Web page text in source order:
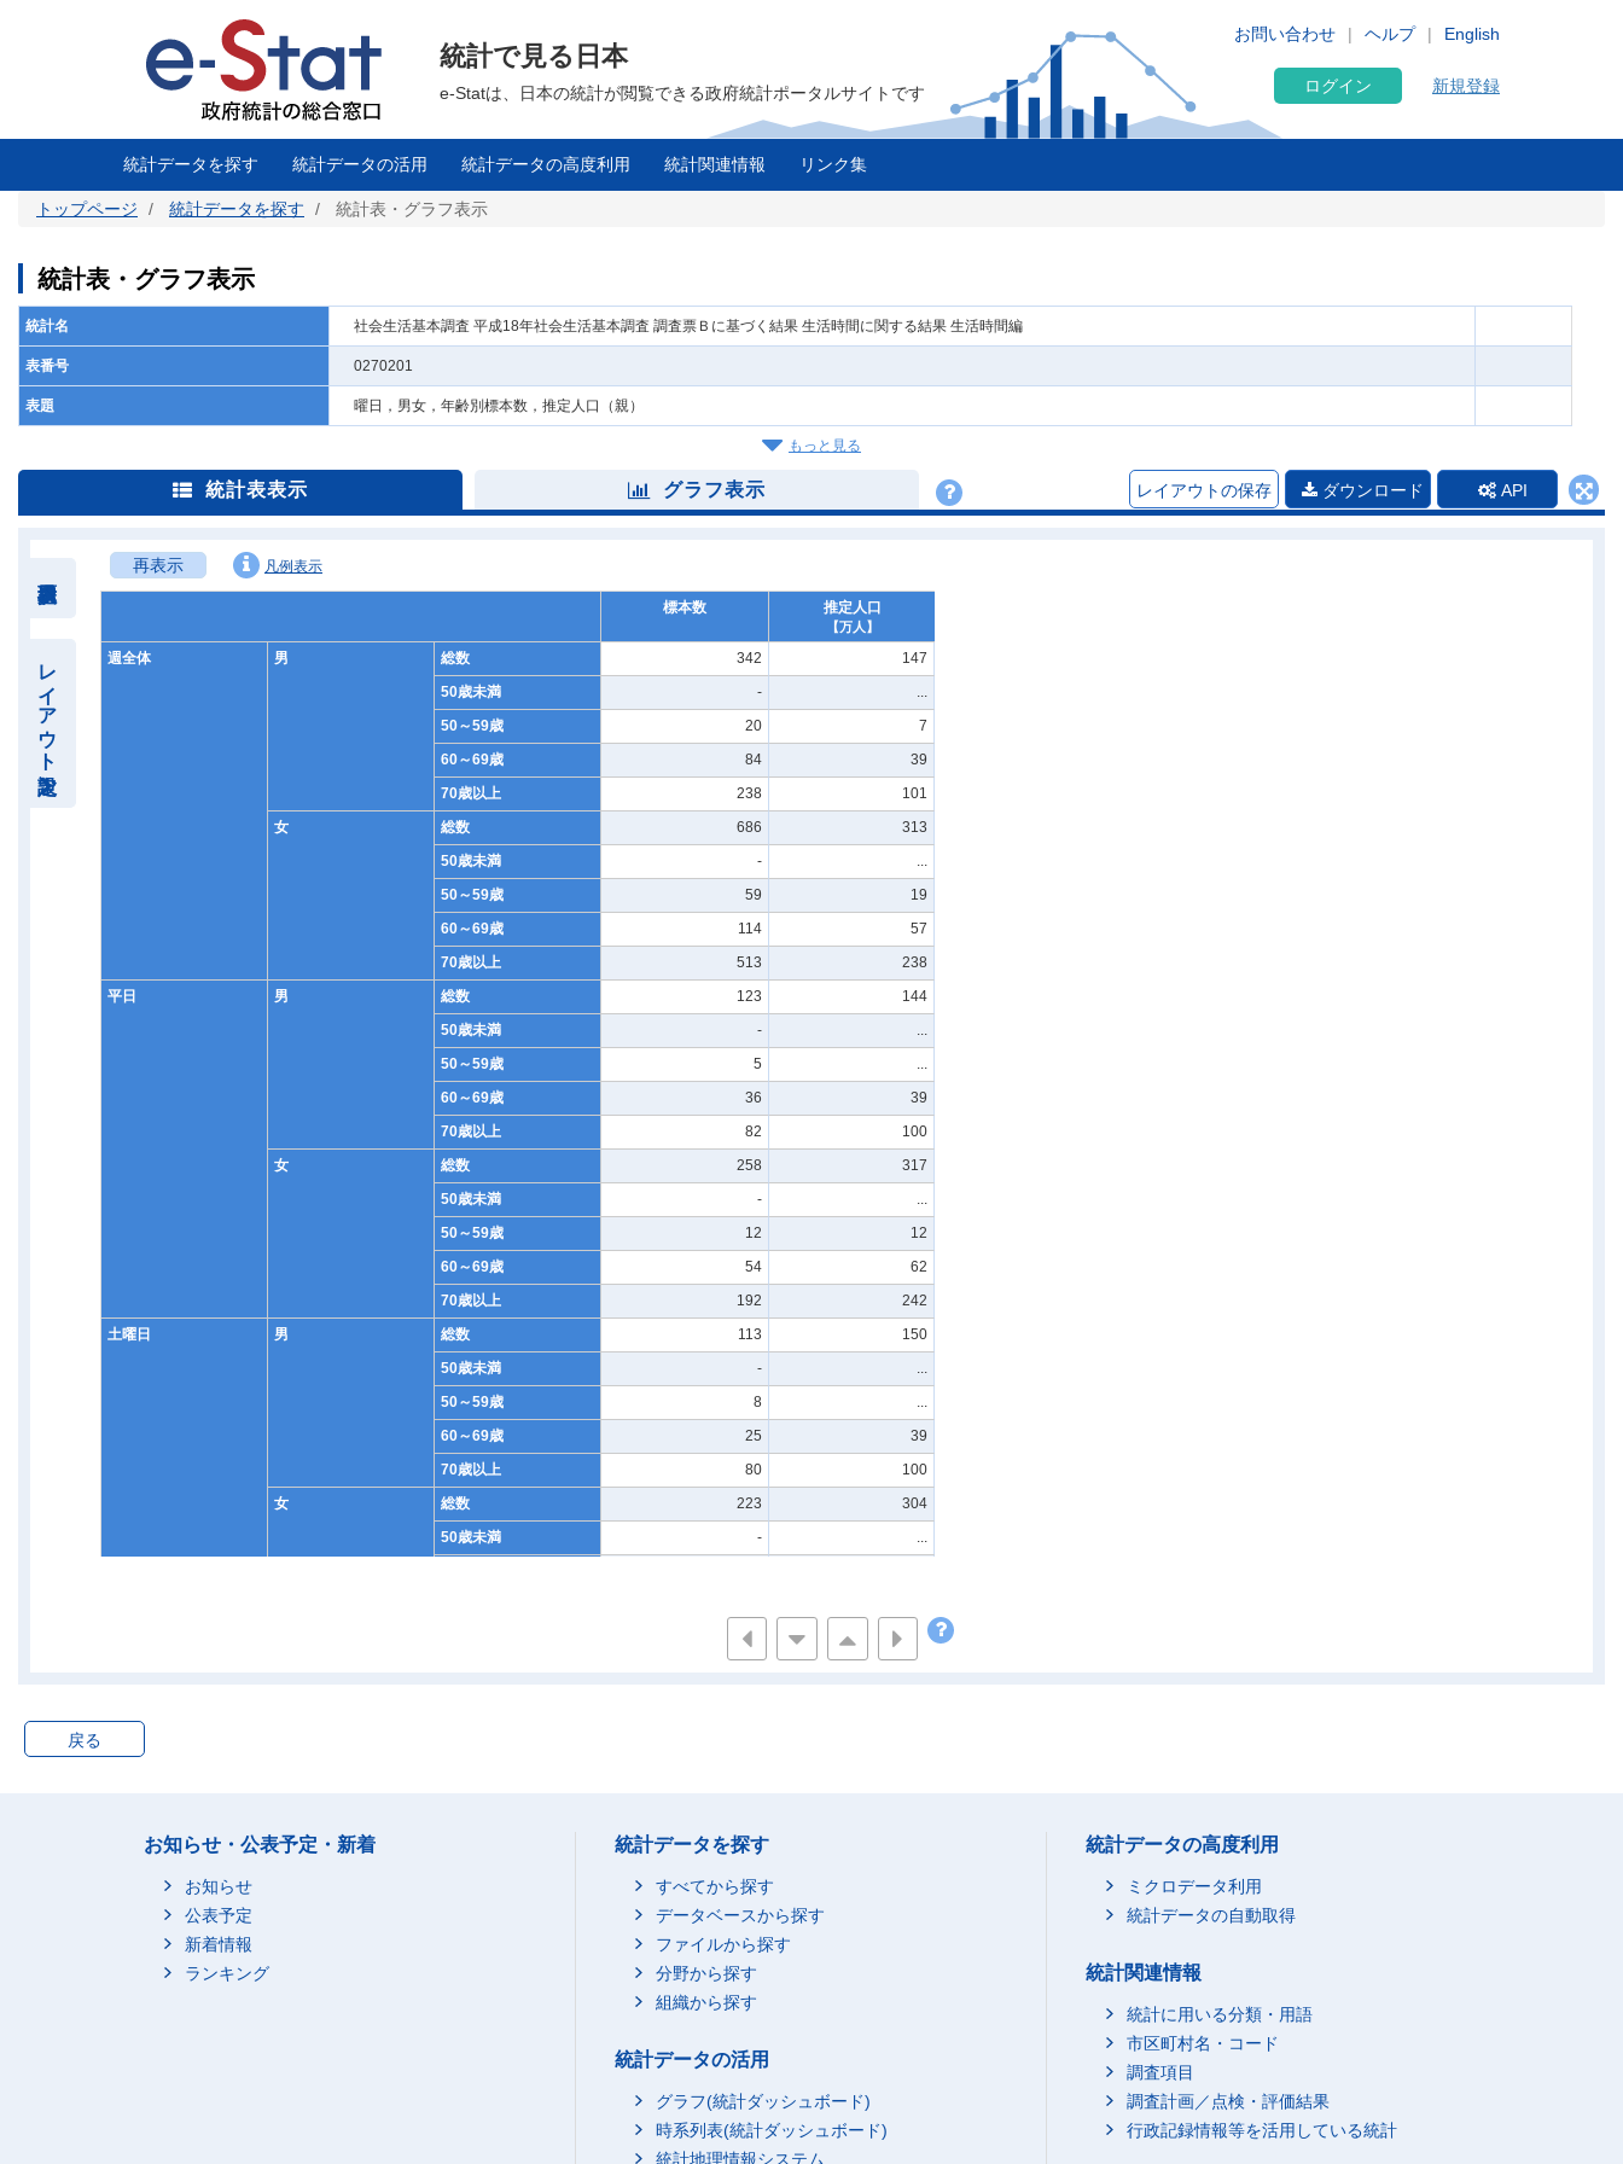
に
English
お問い合わせ ヘルプ
統計で見る日本
e-Statは、日本の統計が閲覧できる政府統計ポータルサイトです ログイン 新規登録
統計データを探す 統計データの活用 統計データの高度利用 統計関連情報 リンク集
トップページ 統計データを探す 統計表・グラフ表示
統計表・グラフ表示
統計名 社会生活基本調査 平成18年社会生活基本調査 調査票Ｂに基づく結果 生活時間に関する結果 生活時間編
表番号 0270201
表題 曜日，男女，年齢別標本数，推定人口（親）
もっと見る
統計表表示 グラフ表示 レイアウトの保存 ダウンロード API
レイアウト設定
再表示 凡例表示
標本数 推定人口
【万人】
週全体 男 総数 342
147
50歳未満
-
...
50～59歳
20
7
60～69歳
84
39
70歳以上
238
101
女
総数 686
313
50歳未満
-
...
50～59歳
59
19
60～69歳
114
57
70歳以上
513
238
平日
男 総数 123
144
50歳未満
-
...
50～59歳
5
...
60～69歳
36
39
70歳以上
82
100
女
総数 258
317
50歳未満
-
...
50～59歳
12
12
60～69歳
54
62
70歳以上
192
242
土曜日
男 総数 113
150
50歳未満
-
...
50～59歳
8
...
60～69歳
25
39
70歳以上
80
100
女
総数 223
304
50歳未満
-
...
169
女
205
22
31
152
戻る
お知らせ・公表予定・新着
お知らせ
公表予定
新着情報
ランキング
統計データを探す
すべてから探す
データベースから探す
ファイルから探す
分野から探す
組織から探す
統計データの活用
グラフ(統計ダッシュボード)
時系列表(統計ダッシュボード)
統計地理情報システム
統計データの高度利用
ミクロデータ利用
統計データの自動取得
統計関連情報
統計に用いる分類・用語
市区町村名・コード
調査項目
調査計画／点検・評価結果
行政記録情報等を活用している統計